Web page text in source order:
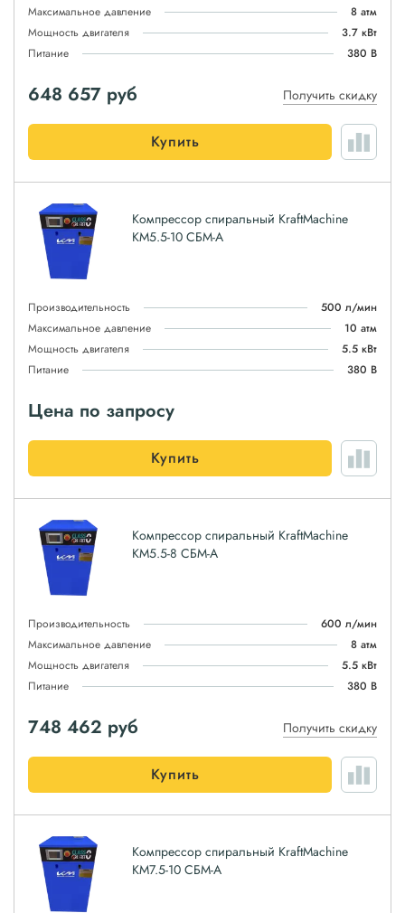
Максимальное давление
8 атм
Мощность двигателя
3.7 кВт
Питание
380 В
648 657 руб Получить скидку
Купить
Компрессор спиральный KraftMachine
КМ5.5-10 СБМ-А
Производительность
500 л/мин
Максимальное давление
10 атм
Мощность двигателя
5.5 кВт
Питание
380 В
Цена по запросу
Купить
Компрессор спиральный KraftMachine
КМ5.5-8 СБМ-А
Производительность
600 л/мин
Максимальное давление
8 атм
Мощность двигателя
5.5 кВт
Питание
380 В
748 462 руб Получить скидку
Купить
Компрессор спиральный KraftMachine
КМ7.5-10 СБМ-А